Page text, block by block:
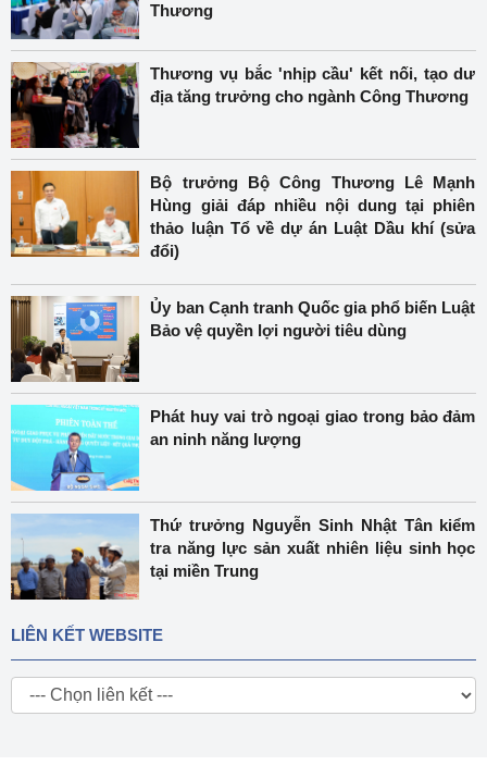
Thương
Thương vụ bắc 'nhịp cầu' kết nối, tạo dư
địa tăng trưởng cho ngành Công Thương
Bộ trưởng Bộ Công Thương Lê Mạnh
Hùng giải đáp nhiều nội dung tại phiên
thảo luận Tổ về dự án Luật Dầu khí (sửa
đổi)
Ủy ban Cạnh tranh Quốc gia phổ biến Luật
Bảo vệ quyền lợi người tiêu dùng
Phát huy vai trò ngoại giao trong bảo đảm
an ninh năng lượng
Thứ trưởng Nguyễn Sinh Nhật Tân kiểm
tra năng lực sản xuất nhiên liệu sinh học
tại miền Trung
LIÊN KẾT WEBSITE